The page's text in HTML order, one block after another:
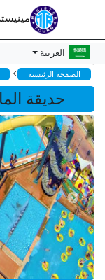
العربية
الصفحة الرئيسية >
حديقة